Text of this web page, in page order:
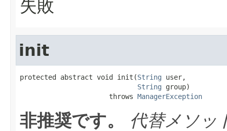
失敗
init
protected abstract void init(String user,
String group)
                      throws
ManagerException
非推奨です。
代替メソッ